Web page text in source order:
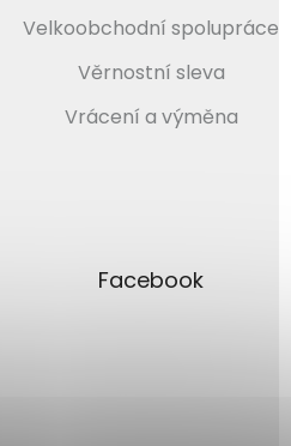
Velkoobchodní spolupráce
Věrnostní sleva
Vrácení a výměna
Facebook